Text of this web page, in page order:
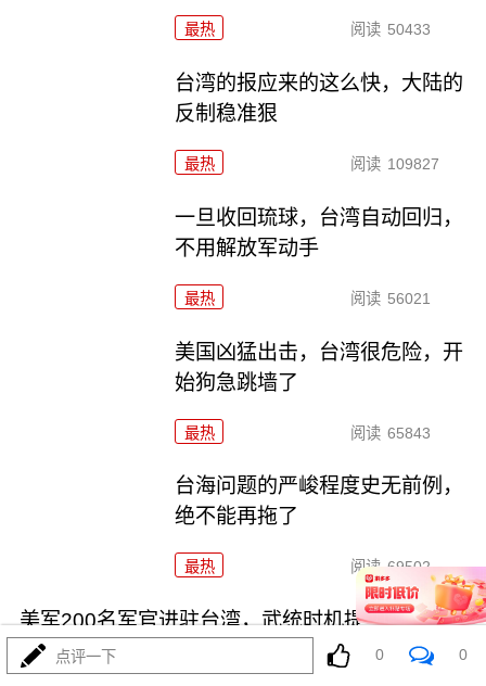
最热 阅读 50433
台湾的报应来的这么快，大陆的
反制稳准狠
最热 阅读 109827
一旦收回琉球，台湾自动回归，
不用解放军动手
最热 阅读 56021
美国凶猛出击，台湾很危险，开
始狗急跳墙了
最热 阅读 65843
台海问题的严峻程度史无前例，
绝不能再拖了
最热 阅读 69502
美军200名军官进驻台湾，武统时机提前降临
点评一下 0 0